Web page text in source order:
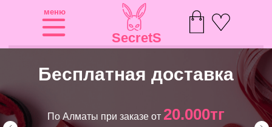
SecretS
меню
Бесплатная доставка
По Алматы при заказе от 20.000тг